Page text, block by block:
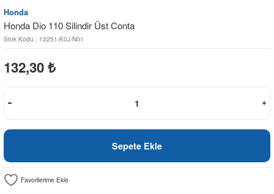
Honda
Honda Dio 110 Silindir Üst Conta
Stok Kodu : 12251-K0J-N01
132,30 ₺
Sepete Ekle